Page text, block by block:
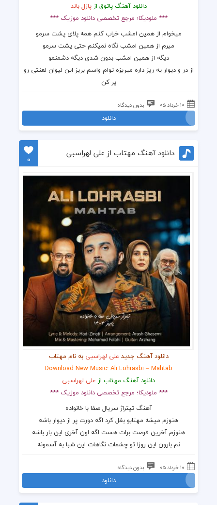
دانلود آهنگ پاتوق ازپازل باند
*** ملودیکا؛ مرجع تخصصی دانلود موزیک ***
میخوام از همین امشب خراب کنم همه پلای پشت سرمو
میرم از همین امشب نگاه نمیکنم حتی پشت سرمو
دیگه از همین امشب بدون شدی دیگه دشمنمو
از در و دیوار یه ریز داره میریزه توام واسم بریز این لیوان لعنتی رو
پر کن
۱۰ خرداد ۰۵ بدون دیدگاه
دانلود
دانلود آهنگ مهتاب از علی لهراسبی
0
دانلود آهنگ جدید علی لهراسبی به نام مهتاب
Download New Music: Ali Lohrasbi – Mahtab
دانلود آهنگ مهتاب از علی لهراسبی
*** ملودیکا؛ مرجع تخصصی دانلود موزیک ***
آهنگ تیتراژ سریال صفا با خانواده
هنوزم میشه مهتابو بغل کرد اگه دورت پر از دیوار باشه
هنوزم آخرین فرصت برات هست اگه اون آخری این بار باشه
نم بارون این روزا تو چشمات نگاهات این شبا به آسمونه
۱۰ خرداد ۰۵ بدون دیدگاه
دانلود